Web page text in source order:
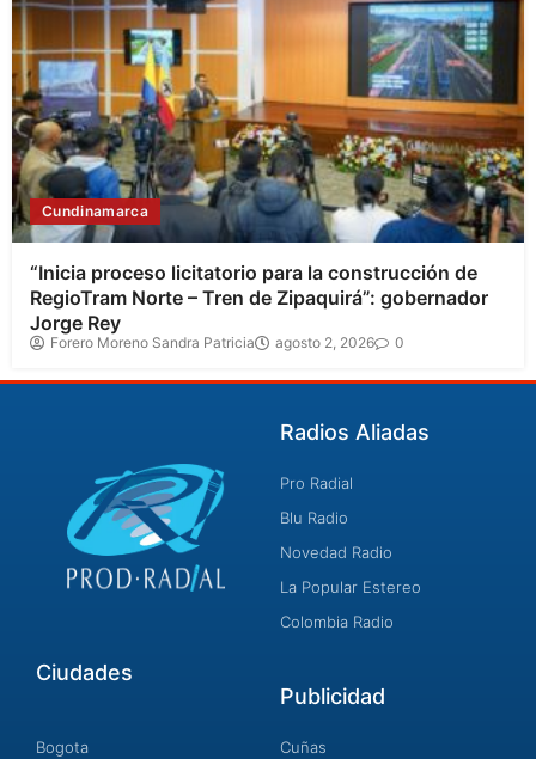
Cundinamarca
“Inicia proceso licitatorio para la construcción de
RegioTram Norte – Tren de Zipaquirá”: gobernador
Jorge Rey
Forero Moreno Sandra Patricia agosto 2, 2026 0
Radios Aliadas
Pro Radial
Blu Radio
Novedad Radio
La Popular Estereo
Colombia Radio
Ciudades
Bogota
Publicidad
Cuñas